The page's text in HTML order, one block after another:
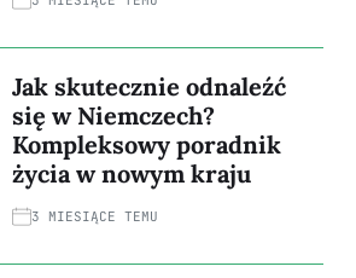
Jak skutecznie odnaleźć
się w Niemczech?
Kompleksowy poradnik
życia w nowym kraju
3 MIESIĄCE TEMU